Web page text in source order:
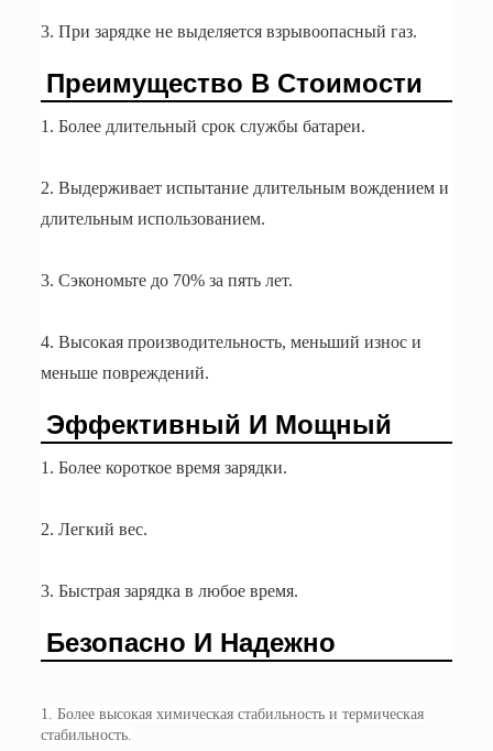
3. При зарядке не выделяется взрывоопасный газ.
Преимущество В Стоимости
1. Более длительный срок службы батареи.
2. Выдерживает испытание длительным вождением и
длительным использованием.
3. Сэкономьте до 70% за пять лет.
4. Высокая производительность, меньший износ и
меньше повреждений.
Эффективный И Мощный
1. Более короткое время зарядки.
2. Легкий вес.
3. Быстрая зарядка в любое время.
Безопасно И Надежно
1. Более высокая химическая стабильность и термическая
стабильность.